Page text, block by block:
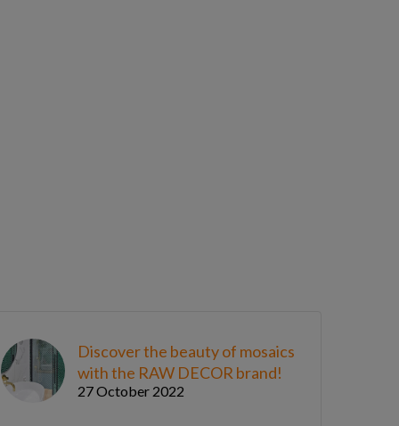
Discover the beauty of mosaics
with the RAW DECOR brand!
27 October 2022